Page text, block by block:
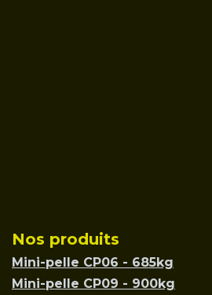
Nos produits
Mini-pelle CP06 - 685kg
Mini-pelle CP09 - 900kg